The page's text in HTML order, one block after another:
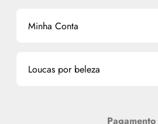
Nossas lojas
Cupom de Desconto
La Vie Est Belle Lancôme
Miniaturas de Produtos de Cabelo
Minha Conta
Meus endereços
Loucas por beleza
Pagamento